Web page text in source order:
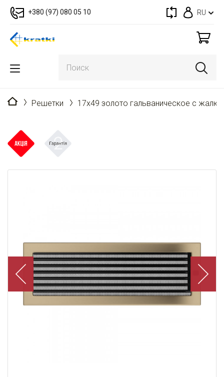
+380 (97) 080 05 10 RU
Главная
Решетки 17x49 золото гальваническое с